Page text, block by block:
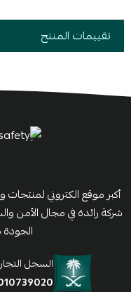
تقييمات المنتج
أكبر موقع الكتروني
شركة رائدة في مجال الأمن
السجل